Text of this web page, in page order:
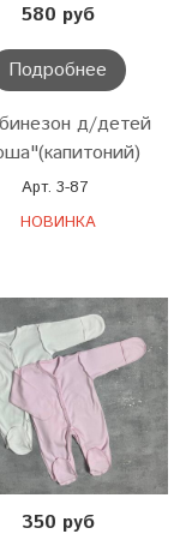
580 руб
Подробнее
д/детей
Арт. 3-87
НОВИНКА
350 руб